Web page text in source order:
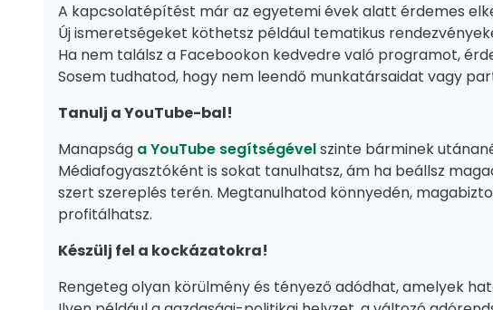
A kapcsolatépítést már az egyetemi évek alatt érdemes
Új ismeretségeket köthetsz például tematikus
Ha nem találsz a Facebookon kedvedre való programot,
Sosem tudhatod, hogy nem leendő munkatársaidat vagy
Tanulj a YouTube-bal!
Manapság a YouTube segítségévelszinte bárminek
Médiafogyasztóként is sokat tanulhatsz, ám ha beállsz
szert szereplés terén. Megtanulhatod könnyedén,
profitálhatsz.
Készülj fel a kockázatokra!
Rengeteg olyan körülmény és tényező adódhat, amelyek